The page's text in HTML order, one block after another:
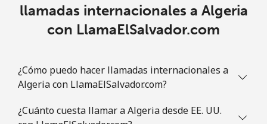
Línea fija ⁦2.9c⁩ 344 min por ⁦$10⁩
Austria
Línea fija ⁦2.9c⁩
llamadas internacionales a Algeria
con LlamaElSalvador.com
¿Cómo puedo hacer llamadas internacionales a
Algeria con LlamaElSalvador.com?
¿Cuánto cuesta llamar a Algeria desde EE. UU.